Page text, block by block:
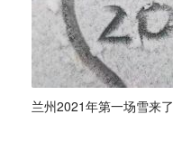
兰州2021年第一场雪来了